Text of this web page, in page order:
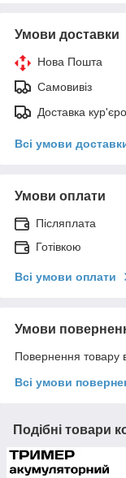
Умови доставки
Нова Пошта
Самовивіз
Доставка
Всі умови
Умови оплати
Післяплата
Готівкою
Всі умови оплати
Умови
Повернення товару
Всі умови
Подібні товари